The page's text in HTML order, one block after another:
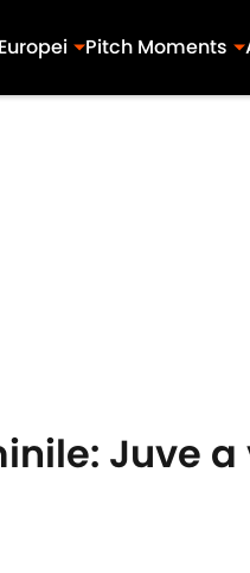
Pitch Moments
Juve